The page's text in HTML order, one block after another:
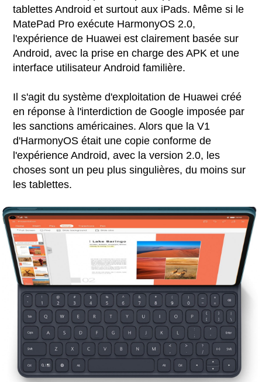
tablettes Android et surtout aux iPads. Même si le
MatePad Pro exécute HarmonyOS 2.0,
l'expérience de Huawei est clairement basée sur
Android, avec la prise en charge des APK et une
interface utilisateur Android familière.
Il s'agit du système d'exploitation de Huawei créé
en réponse à l'interdiction de Google imposée par
les sanctions américaines. Alors que la V1
d'HarmonyOS était une copie conforme de
l'expérience Android, avec la version 2.0, les
choses sont un peu plus singulières, du moins sur
les tablettes.